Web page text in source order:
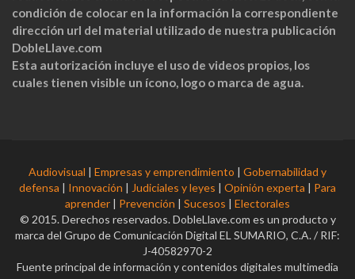
condición de colocar en la información la correspondiente
dirección url del material utilizado de nuestra publicación
DobleLlave.com
Esta autorización incluye el uso de videos propios, los
cuales tienen visible un ícono, logo o marca de agua.
Audiovisual | Empresas y emprendimiento | Gobernabilidad y
defensa | Innovación | Judiciales y leyes | Opinión experta | Para
aprender | Prevención | Sucesos | Electorales
© 2015. Derechos reservados. DobleLlave.com es un producto y
marca del Grupo de Comunicación Digital EL SUMARIO, C.A. / RIF:
J-40582970-2
Fuente principal de información y contenidos digitales multimedia